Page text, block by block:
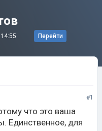
Перейти
#1
что это ваша
Единственное, для